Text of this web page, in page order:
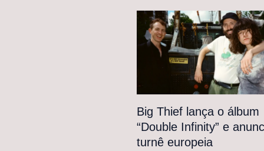
Big Thief lança o álbum
“Double Infinity” e
turnê europeia